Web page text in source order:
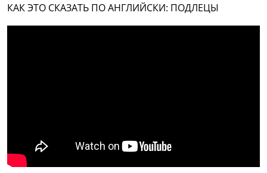
КАК ЭТО СКАЗАТЬ ПО АНГЛИЙСКИ: ПОДЛЕЦЫ